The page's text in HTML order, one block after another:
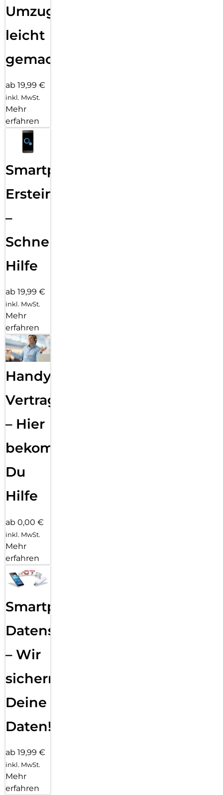
Umzug
leicht
gemacht!
ab 19,99 €
inkl. MwSt.
Mehr
erfahren
Smartphone
Ersteinrichtung
–
Schnelle
Hilfe
ab 19,99 €
inkl. MwSt.
Mehr
erfahren
Handy
Vertragsabwicklung
– Hier
bekommst
Du
Hilfe
ab 0,00 €
inkl. MwSt.
Mehr
erfahren
Smartphone
Datensicherung
– Wir
sichern
Deine
Daten!
ab 19,99 €
inkl. MwSt.
Mehr
erfahren